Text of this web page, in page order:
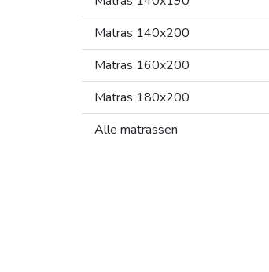
Matras 140x200
Matras 160x200
Matras 180x200
Alle matrassen